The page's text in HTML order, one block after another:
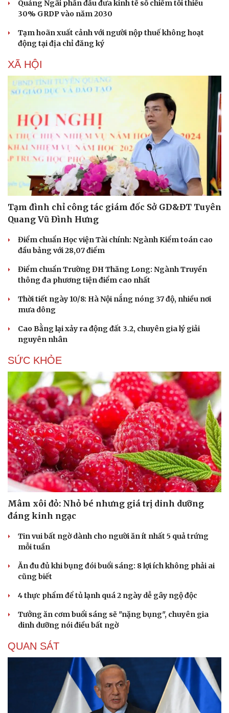
Du lịch
Tư vấn
Săn Tour
check-in
Câu chuyện thời sự
Đọc truyện đêm khuya
Quảng Ngãi phấn đấu đưa kinh tế số chiếm tối thiểu
30% GRDP vào năm 2030
Tạm hoãn xuất cảnh với người nộp thuế không hoạt
động tại địa chỉ đăng ký
XÃ HỘI
Tạm đình chỉ công tác giám đốc Sở GD&ĐT Tuyên
Quang Vũ Đình Hưng
Điểm chuẩn Học viện Tài chính: Ngành Kiểm toán cao
đầu bảng với 28,07 điểm
Điểm chuẩn Trường ĐH Thăng Long: Ngành Truyền
thông đa phương tiện điểm cao nhất
Thời tiết ngày 10/8: Hà Nội nắng nóng 37 độ, nhiều nơi
mưa dông
Cao Bằng lại xảy ra động đất 3.2, chuyên gia lý giải
nguyên nhân
SỨC KHỎE
Mâm xôi đỏ: Nhỏ bé nhưng giá trị dinh dưỡng
đáng kinh ngạc
Tin vui bất ngờ dành cho người ăn ít nhất 5 quả trứng
mỗi tuần
Ăn đu đủ khi bụng đói buổi sáng: 8 lợi ích không phải ai
cũng biết
4 thực phẩm để tủ lạnh quá 2 ngày dễ gây ngộ độc
Tưởng ăn cơm buổi sáng sẽ "nặng bụng", chuyên gia
dinh dưỡng nói điều bất ngờ
QUAN SÁT